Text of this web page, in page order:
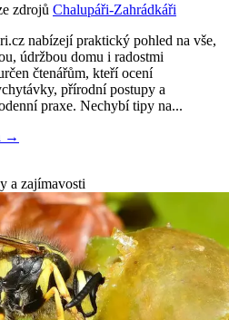
zdrojů Chalupáři-Zahrádkáři
nabízejí praktický pohled na vše,
údržbou domu i radostmi
čtenářům, kteří ocení
přírodní postupy a
praxe. Nechybí tipy na...
→
a zajímavosti